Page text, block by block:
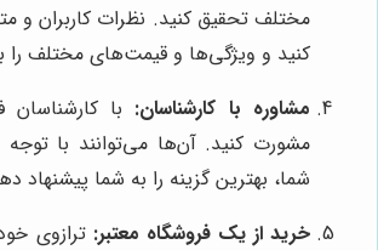
مختلف تحقیق کنید. نظرات کاربران و
کنید و ویژگی‌ها و قیمت‌های مختلف را
مشاوره با کارشناسان: با کارشناسان
مشورت کنید. آن‌ها می‌توانند با توجه
شما، بهترین گزینه را به شما پیشنهاد
خرید از یک فروشگاه معتبر: ترازوی